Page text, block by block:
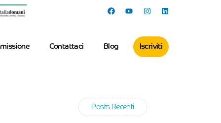
Contattaci Blog Iscriviti
Posts Recenti